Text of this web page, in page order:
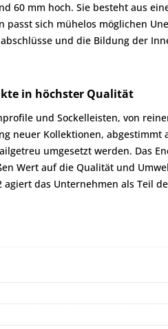
60 mm hoch. Sie besteht aus
sich mühelos möglichen
und die Bildung der
in höchster Qualität
und Sockelleisten, von
neuer Kollektionen,
umgesetzt werden. Das
Wert auf die Qualität und
das Unternehmen als Teil der